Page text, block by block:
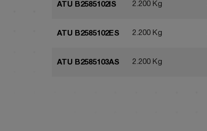
ATU B2585102IS 2.200 Kg
ATU B2585102ES 2.200 Kg
ATU B2585103AS 2.200 Kg